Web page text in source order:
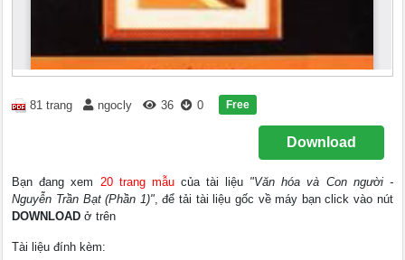
81 trang ngocly 36 0 Free
Download
Bạn đang xem 20 trang mẫucủa tài liệu "Văn hóa và Con người -
Nguyễn Trần Bạt (Phần 1)", để tải tài liệu gốc về máy bạn click vào nút
DOWNLOAD ở trên
Tài liệu đính kèm: